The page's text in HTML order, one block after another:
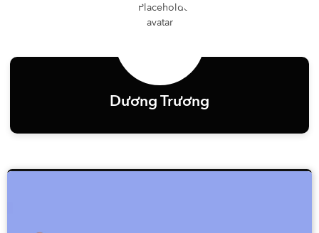
Dương Trương